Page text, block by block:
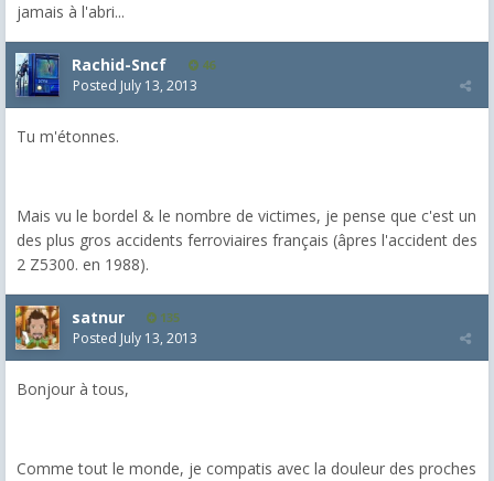
jamais à l'abri...
Rachid-Sncf 46
Posted July 13, 2013
Tu m'étonnes.
Mais vu le bordel & le nombre de victimes, je pense que c'est un
des plus gros accidents ferroviaires français (âpres l'accident des
2 Z5300. en 1988).
satnur 135
Posted July 13, 2013
Bonjour à tous,
Comme tout le monde, je compatis avec la douleur des proches